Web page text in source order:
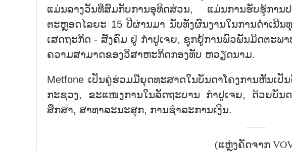
ແມ່ນລາງວັນທີ່ສົມກັບການອຸທິດສ່ວນ, ແມ່ນການຮັບຮູ້ກາ
ຕະຫຼອດໄລຍະ 15 ປີຜ່ານມາ ນັບທັງຜົນງານໃນການດຳເນີ
ເສດຖະກິດ - ສັງຄົມ ຢູ່ ກຳປູເຈຍ, ຊຸກຍູ້ການພົວພັນມິດຕະພ
ຄວາມສາມາດຂອງວິສາຫະກິດກອງທັບ ຫວຽດນາມ.
Metfone ເປັນຄູ່ຮ່ວມມືຍຸດທະສາດໃນບັນດາໂຄງການຫັນເ
ກະຊວງ, ຂະແໜງການໃນລັດຖະບານ ກຳປູເຈຍ, ດ້ວຍບັນດ
ສຶກສາ, ສາທາລະນະສຸກ, ການຊຳລະການເງິນ.
(ແຫຼ່ງຄັດຈາກ